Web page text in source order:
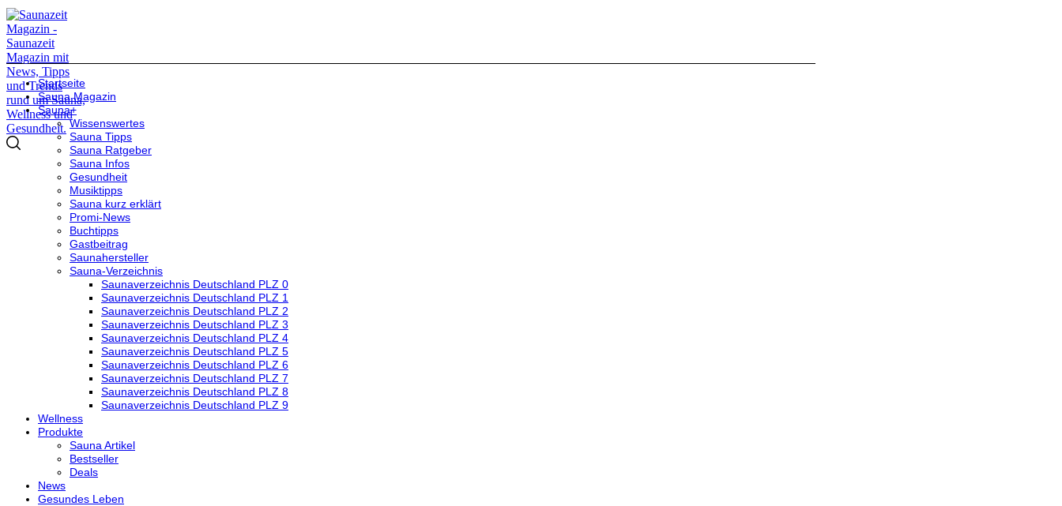
Startseite
Sauna Magazin
Sauna+
Wissenswertes
Sauna Tipps
Sauna Ratgeber
Sauna Infos
Gesundheit
Musiktipps
Sauna kurz erklärt
Promi-News
Buchtipps
Gastbeitrag
Saunahersteller
Sauna-Verzeichnis
Saunaverzeichnis Deutschland PLZ 0
Saunaverzeichnis Deutschland PLZ 1
Saunaverzeichnis Deutschland PLZ 2
Saunaverzeichnis Deutschland PLZ 3
Saunaverzeichnis Deutschland PLZ 4
Saunaverzeichnis Deutschland PLZ 5
Saunaverzeichnis Deutschland PLZ 6
Saunaverzeichnis Deutschland PLZ 7
Saunaverzeichnis Deutschland PLZ 8
Saunaverzeichnis Deutschland PLZ 9
Wellness
Produkte
Sauna Artikel
Bestseller
Deals
News
Gesundes Leben